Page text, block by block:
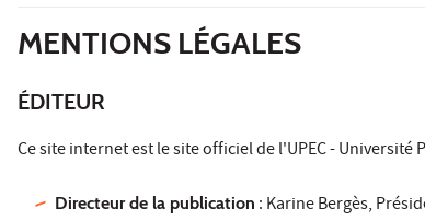
MENTIONS LÉGALES
ÉDITEUR
Ce site internet est le site officiel de l'UPEC - Université
Directeur de la publication : Karine Bergès,